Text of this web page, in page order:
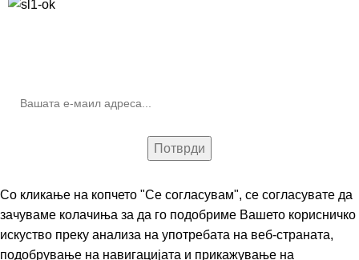
Со кликање на копчето "Се согласувам", се согласувате да
зачуваме колачиња за да го подобриме Вашето корисничко
искуство преку анализа на употребата на веб-страната,
подобрување на навигацијата и прикажување на